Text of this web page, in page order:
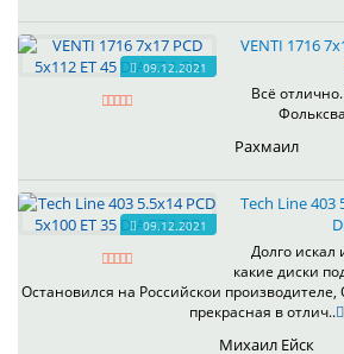
09.12.2021
VENTI 1716
Всё
Рахмаил
09.12.2021
Tech Line 403
Долго
какие диски
Остановился на Российскои
прекрасная в отлич..
Михаил Ейск